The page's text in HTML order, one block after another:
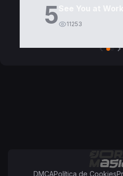
5 11253
DMCAPolítica de Cookies